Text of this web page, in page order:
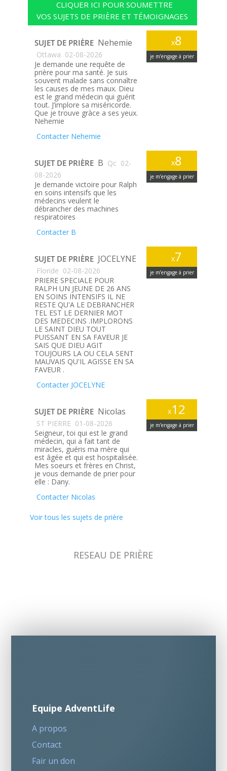
CLIQUER ICI POUR SOUMETTRE
VOS SUJETS DE PRIÈRE ET TÉMOIGNAGES
x8
je m’engage à prier
SUJET DE PRIÈRE Nehemie
Ottawa 02-08-2026
Je demande une requête de
prière pour ma santé. Je suis
souvent malade sans connaître
les causes de mes maux. Dieu
est le grand médecin qui guérit
tout. J’implore sa miséricorde.
Que je trouve gràce a ses yeux.
Nehemie
Contacter Nehemie
x8
je m’engage à prier
SUJET DE PRIÈRE B Qc 02-
08-2026
Je demande victoire pour Ralph
en soins intensifs que les
médecins veulent le
débrancher des machines
respiratoires
Contacter B
x7
je m’engage à prier
SUJET DE PRIÈRE JOCELYNE
Floride 02-08-2026
PRIERE SPECIALE POUR
RALPH UN JEUNE DE 26 ANS
EN SOINS INTENSIFS IL NE
RESTE QU'A LE DEBRANCHER
TEL EST LE DERNIER MOT
DES MEDECINS .IMPLORONS
LE SAINT DIEU TOUT
PUISSANT EN SA FAVEUR JE
SAIS QUE DIEU AGIT
TOUJOURS LA OU CELA SENT
MAUVAIS QU'IL AGISSE EN SA
FAVEUR .
Contacter JOCELYNE
x12
je m’engage à prier
SUJET DE PRIÈRE Nicolas
ST PIERRE 01-08-2026
Seigneur, toi qui est le grand
médecin, qui a fait tant de
miracles, guéris ma mère qui
est âgée et qui est hospitalisée.
Mes soeurs et frères en Christ,
je vous demande de prier pour
elle : Dany.
Contacter Nicolas
Voir tous les sujets de prière
RESEAU DE PRIÈRE
Equipe AdventLife
A propos
Contact
Fair un don